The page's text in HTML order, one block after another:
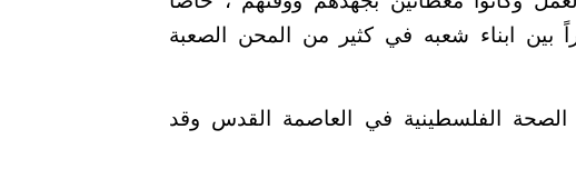
بين ابناء شعبه في كثير من المحن الصعبة
الصحة الفلسطينية في العاصمة القدس وقد